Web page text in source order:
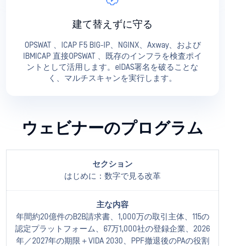
建て替えずに守る
OPSWAT 、ICAP F5 BIG-IP、NGINX、Axway、および
IBMICAP 直接OPSWAT 、既存のインフラを検査ポイ
ントとして活用します。eIDAS署名を破ることな
く、マルチスキャンを実行します。
ウェビナーのプログラム
はじめに：数字で見る改革
年間約20億件のB2B請求書、1,000万の取引主体、115の
認定プラットフォーム、67万1,000社の登録企業、2026
年／2027年の期限＋VIDA 2030、PPF撤退後のPAの役割